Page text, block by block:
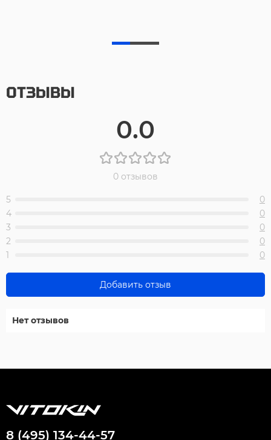
ОТЗЫВЫ
0.0
0 отзывов
5
0
4
0
3
0
2
0
1
0
Добавить отзыв
Нет отзывов
8 (495) 134-44-57